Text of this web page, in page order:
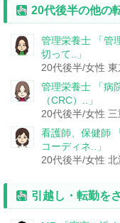
20代後半の他の
管理栄養士 「管
切って..」
20代後半/女性 東
管理栄養士 「病
（CRC）..」
20代後半/女性 三
看護師、保健師
コーディネ..」
20代後半/女性 北
引越し・転勤を